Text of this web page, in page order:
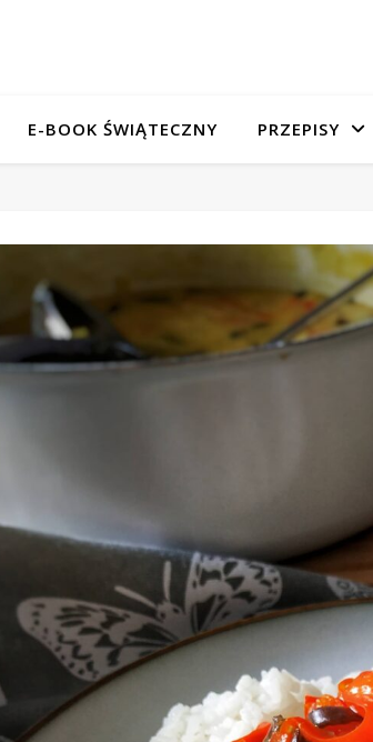
E-BOOK ŚWIĄTECZNY PRZEPISY